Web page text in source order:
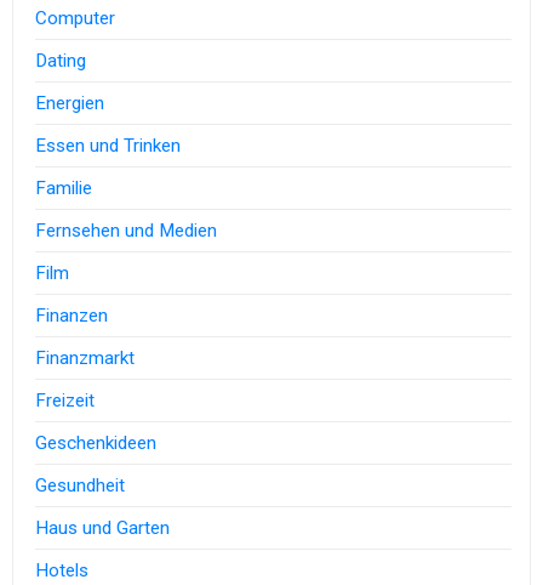
Computer
Dating
Energien
Essen und Trinken
Familie
Fernsehen und Medien
Film
Finanzen
Finanzmarkt
Freizeit
Geschenkideen
Gesundheit
Haus und Garten
Hotels